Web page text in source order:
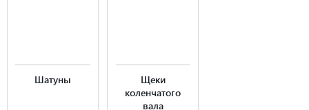
Шатуны
Щеки
коленчатого
вала